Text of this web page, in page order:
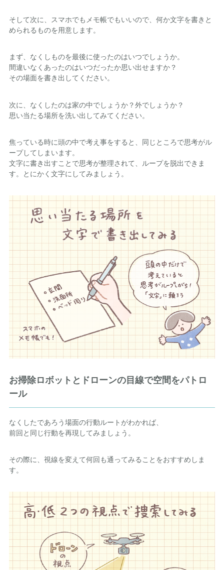
そして次に、スマホでもメモ帳でもいいので、何か文字を書きと
められるものを用意します。
まず、なくしものを最後に使ったのはいつでしょうか。
間違いなくあったのはいつだったか思い出せますか？
その場面を書き出してください。
次に、なくしたのは家の中でしょうか？外でしょうか？
思い当たる場所を洗い出してみてください。
焦っている時に頭の中で考え事をすると、同じところで思考がル
ープしてしまいます。
文字に書き出すことで思考が整理されて、ループを脱出できま
す。とにかく文字にしてみましょう。
お掃除ロボットとドローンの目線で空間をパトロ
ール
なくしたであろう場面の行動ルートがわかれば、
前回と同じ行動を再現してみましょう。
その際に、視線を変えて何回も通ってみることをおすすめしま
す。